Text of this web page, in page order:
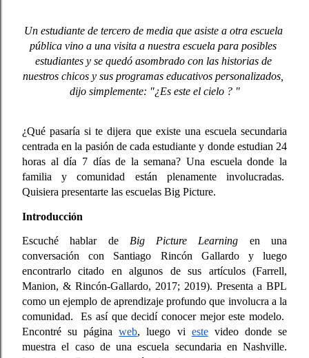
Un estudiante de tercero de media que asiste a otra escuela
pública vino a una visita a nuestra escuela para posibles
estudiantes y se quedó asombrado con las historias de
nuestros chicos y sus programas educativos personalizados,
dijo simplemente: "¿Es este el cielo ? "
¿Qué pasaría si te dijera que existe una escuela secundaria
centrada en la pasión de cada estudiante y donde estudian 24
horas al día 7 días de la semana? Una escuela donde la
familia y comunidad están plenamente involucradas.
Quisiera presentarte las escuelas Big Picture.
Introducción
Escuché hablar de Big Picture Learning en una
conversación con Santiago Rincón Gallardo y luego
encontrarlo citado en algunos de sus artículos (Farrell,
Manion, & Rincón-Gallardo, 2017; 2019). Presenta a BPL
como un ejemplo de aprendizaje profundo que involucra a la
comunidad.  Es así que decidí conocer mejor este modelo.
Encontré su página web, luego vi este video donde se
muestra el caso de una escuela secundaria en Nashville.